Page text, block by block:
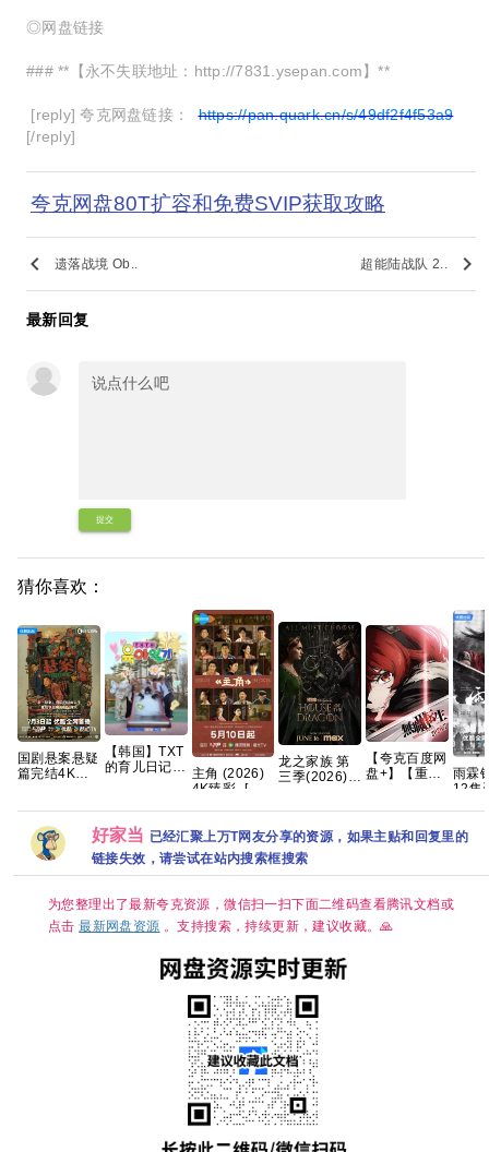
◎网盘链接
### **【永不失联地址：http://7831.ysepan.com】**
[reply] 夸克网盘链接：https://pan.quark.cn/s/49df2f4f53a9
[/reply]
夸克网盘80T扩容和免费SVIP获取攻略
keyboard_arrow_left 遗落战境 Ob.. 超能陆战队 2.. keyboard_arrow_right
最新回复
提交
猜你喜欢：
国剧悬案悬疑
篇完结4K高
杨烁主演
【韩国】TXT
的育儿日记
TXT的育兒日
記 / TXT's
Parenting
Diary 夸克
Wavve（웨
月 1 日（周
五）独家公开
宣布传奇综艺
的育儿日记》
主角 (2026)
4K臻彩- [剧
国语中字 [单
集约1GB]
龙之家族 第
三季(2026)
简繁英][附1-2
季][8GB集]
【夸克百度网
盘+】【重
真本事 开播2
雨霖铃
12集
好家当 已经汇聚上万T网友分享的资源，如果主贴和回复里的
链接失效，请尝试在站内搜索框搜索
为您整理出了最新夸克资源，微信扫一扫下面二维码查看腾讯文档或
点击最新网盘资源 。支持搜索，持续更新，建议收藏。🙏